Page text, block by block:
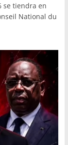
se tiendra en
National du